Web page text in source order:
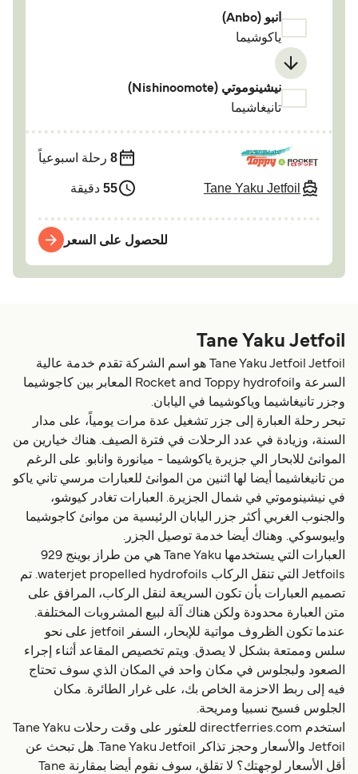
انبو (Anbo)
ياكوشيما
نيشينوموتي (Nishinoomote)
تانيغاشيما
Tane Yaku Jetfoil
8رحلة اسبوعياً
55دقيقة
للحصول على السعر
Tane Yaku Jetfoil
Tane Yaku Jetfoil Jetfoil هو اسم الشركة تقدم خدمة عالية
السرعة وRocket and Toppy hydrofoil المعابر بين كاجوشيما
وجزر تانيغاشيما وياكوشيما في اليابان.
تبحر رحلة العبارة إلى جزر تشغيل عدة مرات يومياً، على مدار
السنة، وزيادة في عدد الرحلات في فترة الصيف. هناك خيارين من
الموانئ للابحار الي جزيرة ياكوشيما - ميانورة وانابو. على الرغم
من تانيغاشيما أيضا لها اثنين من الموانئ للعبارات مرسي تاني ياكو
في نيشينوموتي في شمال الجزيرة. العبارات تغادر كيوشو،
والجنوب الغربي أكثر جزر اليابان الرئيسية من موانئ كاجوشيما
وايبوسوكي. وهناك أيضا خدمة توصيل الجزر.
العبارات التي يستخدمها Tane Yaku هي من طراز بوينج 929
Jetfoils التي تنقل الركاب waterjet propelled hydrofoils. تم
تصميم العبارات بأن تكون السريعة لنقل الركاب، المرافق على
متن العبارة محدودة ولكن هناك آلة لبيع المشروبات المختلفة.
عندما تكون الظروف مواتية للإبحار، السفر jetfoil على نحو
سلس وممتعة بشكل لا يصدق. ويتم تخصيص المقاعد أثناء إجراء
الصعود ولبجلوس في مكان واحد في المكان الذي سوف تحتاج
فيه إلى ربط الاحزمة الخاص بك، على غرار الطائرة. مكان
الجلوس فسيح نسبيا ومريحة.
استخدم directferries.com للعثور على وقت رحلات Tane Yaku
Jetfoil والأسعار وحجز تذاكر Tane Yaku Jetfoil. هل تبحث عن
أقل الأسعار لوجهتك؟ لا تقلق، سوف نقوم أيضا بمقارنة Tane